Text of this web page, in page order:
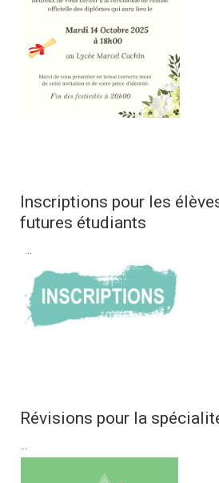
Inscriptions pour les
futures étudiants
Révisions pour la
...